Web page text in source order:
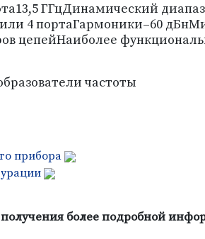
ГГцДинамический
4 портаГармоники–60
цепейНаиболее
частоты
прибора
более подробной